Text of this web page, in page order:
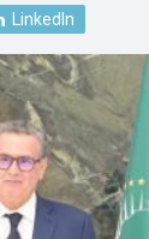
LinkedIn